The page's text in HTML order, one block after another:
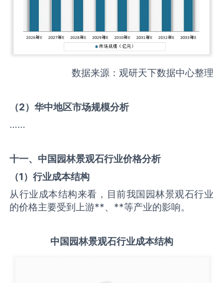
数据来源：观研天下数据中心整理
（2）华中地区市场规模分析
……
十一、中国园林景观石行业价格分析
（1）行业成本结构
从行业成本结构来看，目前我国园林景观石行业
的价格主要受到上游**、**等产业的影响。
中国园林景观石行业成本结构